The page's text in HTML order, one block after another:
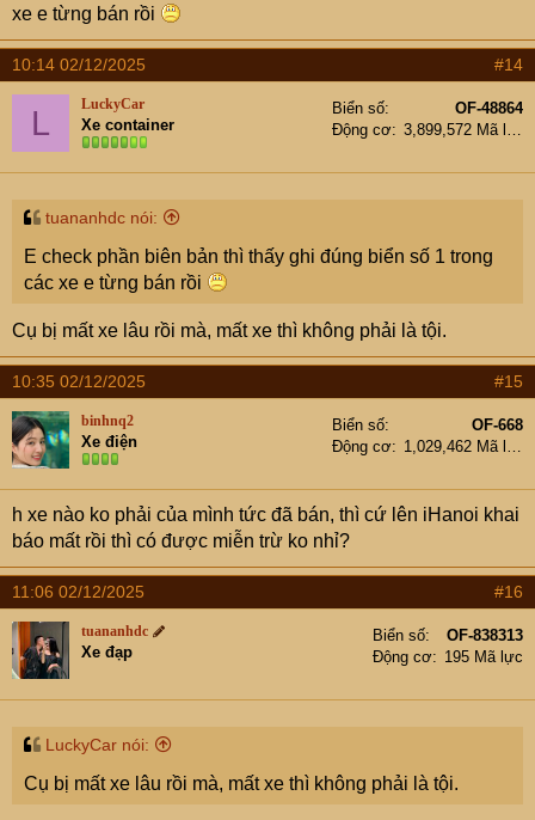
xe e từng bán rồi
10:14 02/12/2025 #14
L LuckyCar
Xe container
Biển số
OF-48864
Động cơ
3,899,572 Mã lực
tuananhdc nói:
E check phần biên bản thì thấy ghi đúng biển số 1 trong
các xe e từng bán rồi
Cụ bị mất xe lâu rồi mà, mất xe thì không phải là tội.
10:35 02/12/2025 #15
binhnq2
Xe điện
Biển số
OF-668
Động cơ
1,029,462 Mã lực
h xe nào ko phải của mình tức đã bán, thì cứ lên iHanoi khai
báo mất rồi thì có được miễn trừ ko nhỉ?
11:06 02/12/2025 #16
tuananhdc
Xe đạp
Biển số
OF-838313
Động cơ
195 Mã lực
LuckyCar nói:
Cụ bị mất xe lâu rồi mà, mất xe thì không phải là tội.